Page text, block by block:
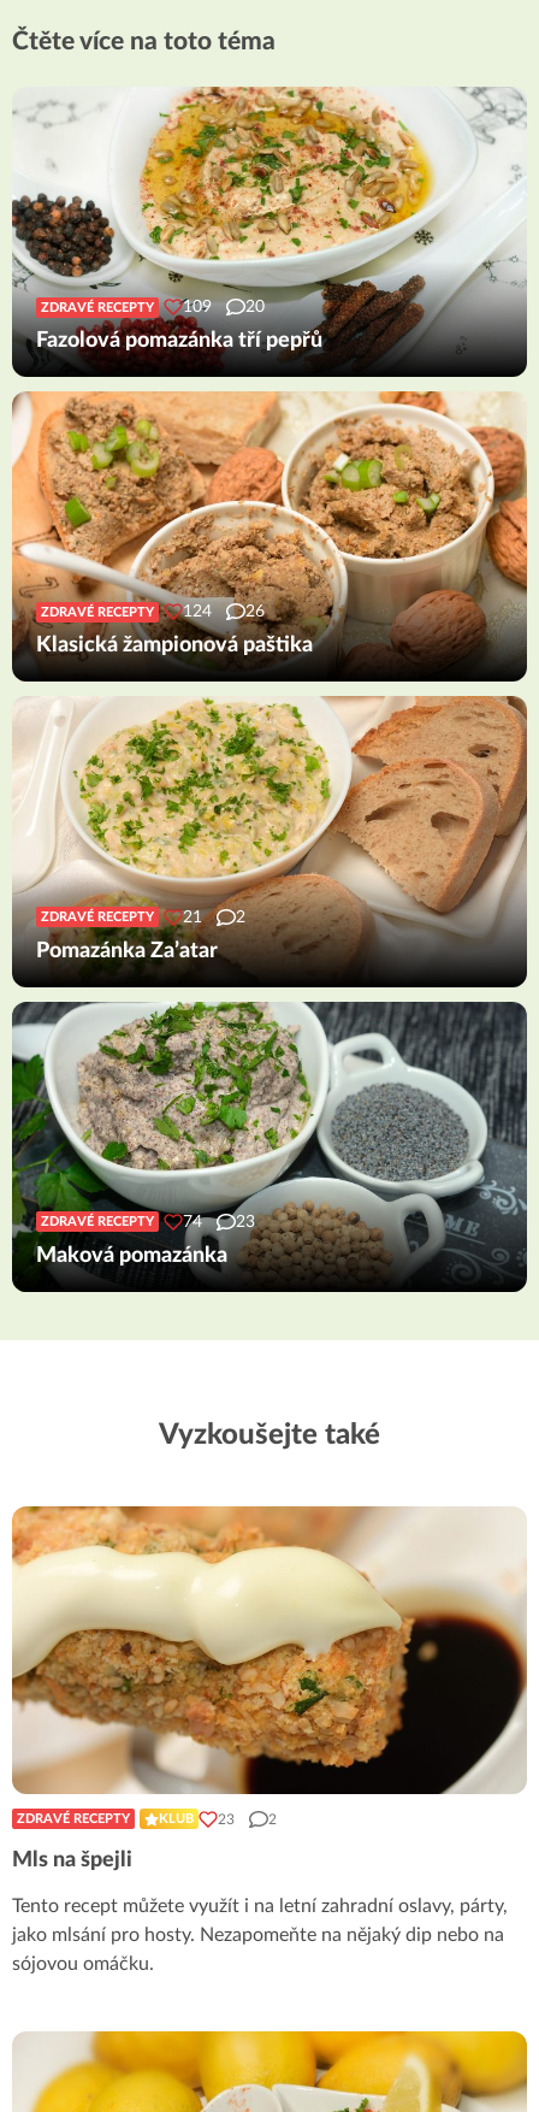
Čtěte více na toto téma
ZDRAVÉ RECEPTY 109 20
Fazolová pomazánka tří pepřů
ZDRAVÉ RECEPTY 124 26
Klasická žampionová paštika
ZDRAVÉ RECEPTY 21 2
Pomazánka Za’atar
ZDRAVÉ RECEPTY 74 23
Maková pomazánka
Vyzkoušejte také
ZDRAVÉ RECEPTY KLUB 23 2
Mls na špejli
Tento recept můžete využít i na letní zahradní oslavy, párty,
jako mlsání pro hosty. Nezapomeňte na nějaký dip nebo na
sójovou omáčku.